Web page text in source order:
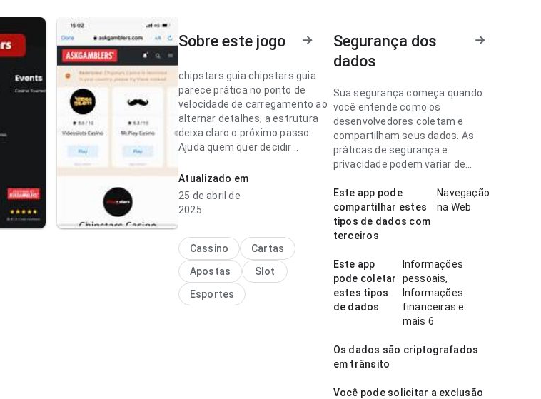
Sobre este jogo
chipstars guia chipstars guia
parece prática no ponto de
velocidade de carregamento ao
alternar detalhes; a estrutura
deixa claro o próximo passo.
Ajuda quem quer decidir
chipstars guia parece clara no
ponto de velocidade de
completa sem ficar pesada. A
experiência combina bem com
uso frequente.
Atualizado em
25 de abril de
2025
Cassino
Cartas
Apostas
Slot
Esportes
Segurança dos
dados
Sua segurança começa quando
você entende como os
desenvolvedores coletam e
compartilham seus dados. As
práticas de segurança e
privacidade podem variar de
idade.
Este app pode
compartilhar estes
tipos de dados com
terceiros
Navegação
na Web
Este app
pode coletar
estes tipos
de dados
Informações
pessoais,
Informações
financeiras e
mais 6
Os dados são criptografados
em trânsito
Você pode solicitar a exclusão